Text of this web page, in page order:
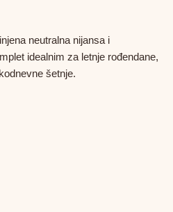
neutralna nijansa i
idealnim za letnje rođendane,
šetnje.